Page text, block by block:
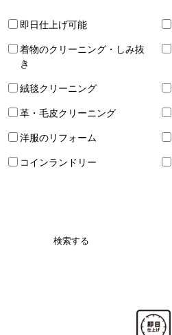
即日仕上げ可能
着物のクリーニング・しみ抜
き
絨毯クリーニング
革・毛皮クリーニング
洋服のリフォーム
コインランドリー
検索する